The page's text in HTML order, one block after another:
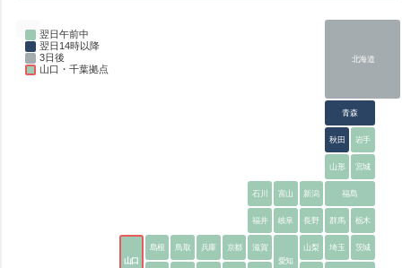
翌日午前中
翌日14時以降
3日後
山口・千葉拠点
北海道
青森
秋田 岩手
山形 宮城
石川 富山 新潟 福島
福井 岐阜 長野 群馬 栃木
山口
島根 鳥取 兵庫 京都
滋賀
愛知
山梨 埼玉 茨城